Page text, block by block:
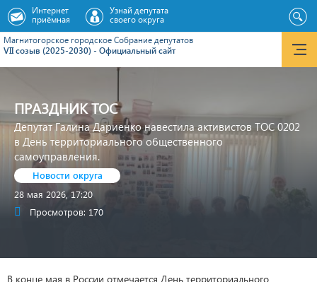
Магнитогорское городское Cобрание депутатов
VII созыв (2025-2030) - Официальный сайт
Интернет
приёмная
Узнай депутата
своего округа
ПРАЗДНИК ТОС
Депутат Галина Дариенко навестила активистов ТОС 0202
в День территориального общественного
самоуправления.
Новости округа
28 мая 2026, 17:20
Просмотров: 170
В конце мая в России отмечается День территориального